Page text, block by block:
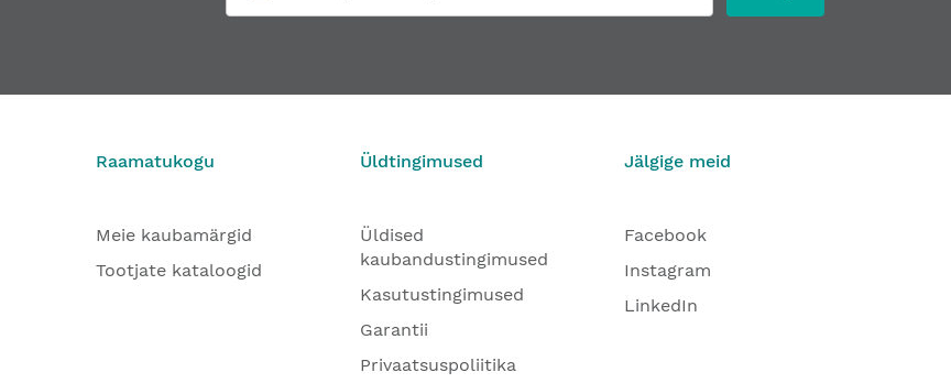
Raamatukogu
Meie kaubamärgid
Tootjate kataloogid
Üldtingimused
Üldised
kaubandustingimused
Kasutustingimused
Garantii
Privaatsuspoliitika
Jälgige meid
Facebook
Instagram
LinkedIn